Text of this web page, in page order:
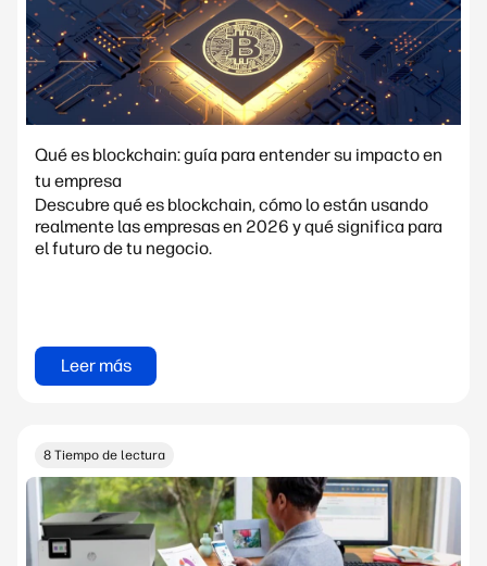
Qué es blockchain: guía para entender su impacto en
tu empresa
Descubre qué es blockchain, cómo lo están usando
realmente las empresas en 2026 y qué significa para
el futuro de tu negocio.
Leer más
8 Tiempo de lectura